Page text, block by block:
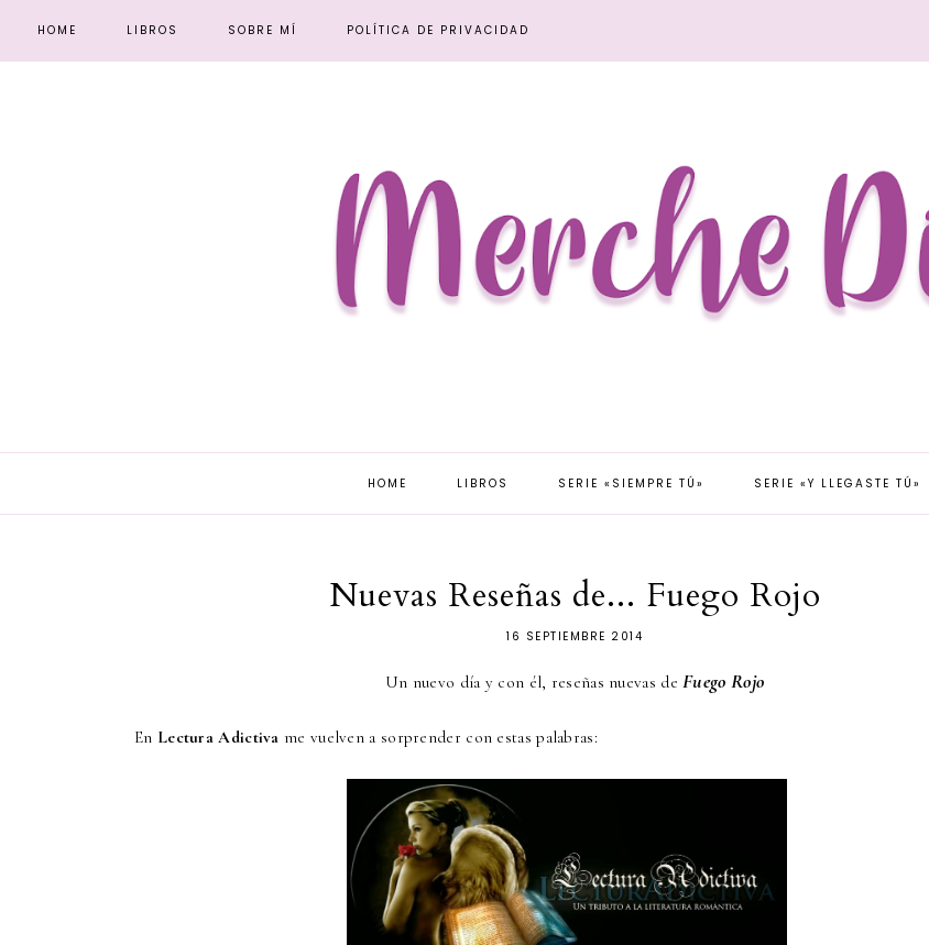
HOME LIBROS SOBRE MÍ POLÍTICA DE PRIVACIDAD
HOME LIBROS SERIE «SIEMPRE TÚ» SERIE «Y LLEGASTE TÚ»
Nuevas Reseñas de... Fuego Rojo
16 SEPTIEMBRE 2014
Un nuevo día y con él, reseñas nuevas deFuego Rojo
En Lectura Adictiva me vuelven a sorprender con estas palabras: